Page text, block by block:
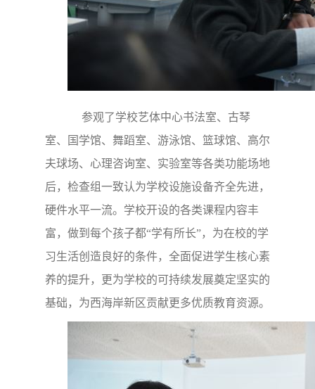
参观了学校艺体中心书法室、古琴
室、国学馆、舞蹈室、游泳馆、篮球馆、高尔
夫球场、心理咨询室、实验室等各类功能场地
后，检查组一致认为学校设施设备齐全先进，
硬件水平一流。学校开设的各类课程内容丰
富，做到每个孩子都“学有所长”，为在校的学
习生活创造良好的条件，全面促进学生核心素
养的提升，更为学校的可持续发展奠定坚实的
基础，为西海岸新区贡献更多优质教育资源。